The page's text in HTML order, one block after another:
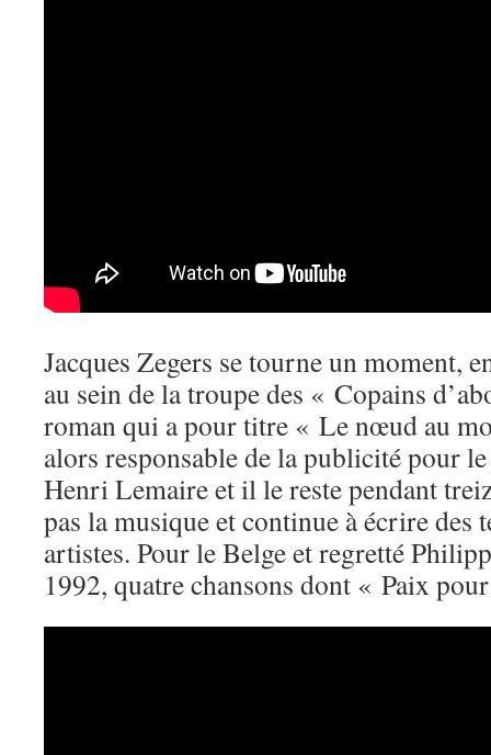
Jacques Zegers se tourne un moment,
au sein de la troupe des « Copains
roman qui a pour titre « Le nœud au
alors responsable de la publicité pour
Henri Lemaire et il le reste pendant
pas la musique et continue à écrire des
artistes. Pour le Belge et regretté
1992, quatre chansons dont « Paix